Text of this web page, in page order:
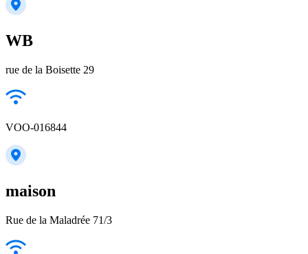
WB
rue de la Boisette 29
VOO-016844
maison
Rue de la Maladrée 71/3